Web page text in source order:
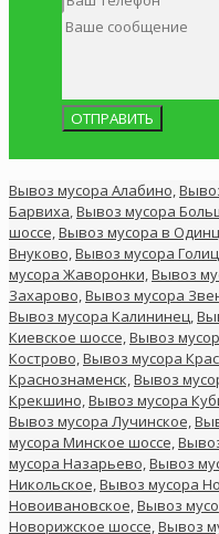
Вывоз мусора Алабино,
Барвиха,Вывоз мусора
шоссе,Вывоз мусора в
Внуково,Вывоз мусора
мусора Жаворонки,Вывоз
Захарово,Вывоз мусора
Вывоз мусора Калининец,
Киевское шоссе,Вывоз
Кострово,Вывоз мусора
Краснознаменск,Вывоз
Крекшино,Вывоз мусора
Вывоз мусора Лучинское,
мусора Минское шоссе,
мусора Назарьево,Вывоз
Никольское,Вывоз мусора
Новоивановское,Вывоз
Новорижское шоссе,Вывоз